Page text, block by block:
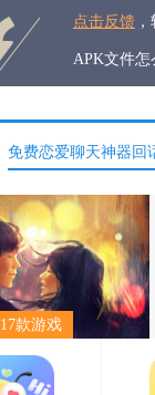
点击反馈
APK文件怎
免费恋爱聊天神器回
17款游戏